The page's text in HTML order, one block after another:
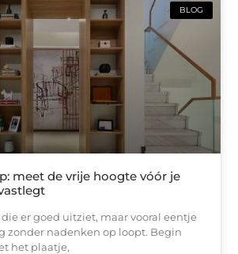
BLOG
meet de vrije hoogte vóór je
er goed uitziet, maar vooral eentje
zonder nadenken op loopt. Begin
het plaatje,